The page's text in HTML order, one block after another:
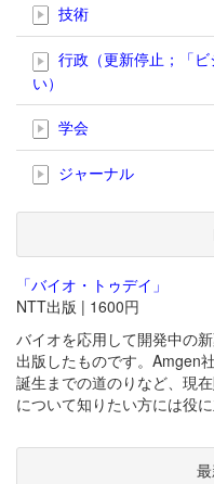
技術
行政（更新停止；「
い）
学会
ジャーナル
「バイオ・トゥデイ」
NTT出版 | 1600円
バイオを応用して開発中の
出版したものです。Amgen
誕生までの道のりなど、現
について知りたい方には役